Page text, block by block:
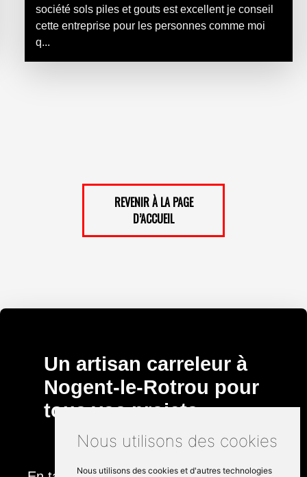
Nous utilisons des cookies
Nous utilisons des cookies et d'autres technologies
société sols piles et gouts est excellent je conseil
cette entreprise pour les personnes comme moi
q...
REVENIR À LA PAGE
D’ACCUEIL
Un artisan carreleur à
Nogent-le-Rotrou pour
tous vos projets